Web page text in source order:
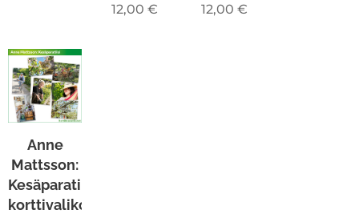
12,00 € 12,00 €
Anne
Mattsson:
Kesäparatiisi-
korttivalikoima